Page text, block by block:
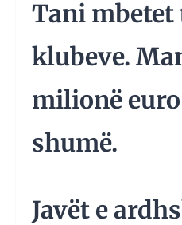
Tani mbetet
klubeve.
milionë
shumë.
Javët e